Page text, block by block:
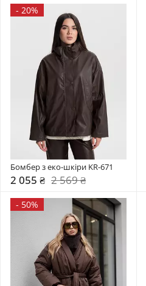
- 20%
Бомбер з еко-шкіри KR-671
2 055 ₴ 2 569 ₴
- 50%